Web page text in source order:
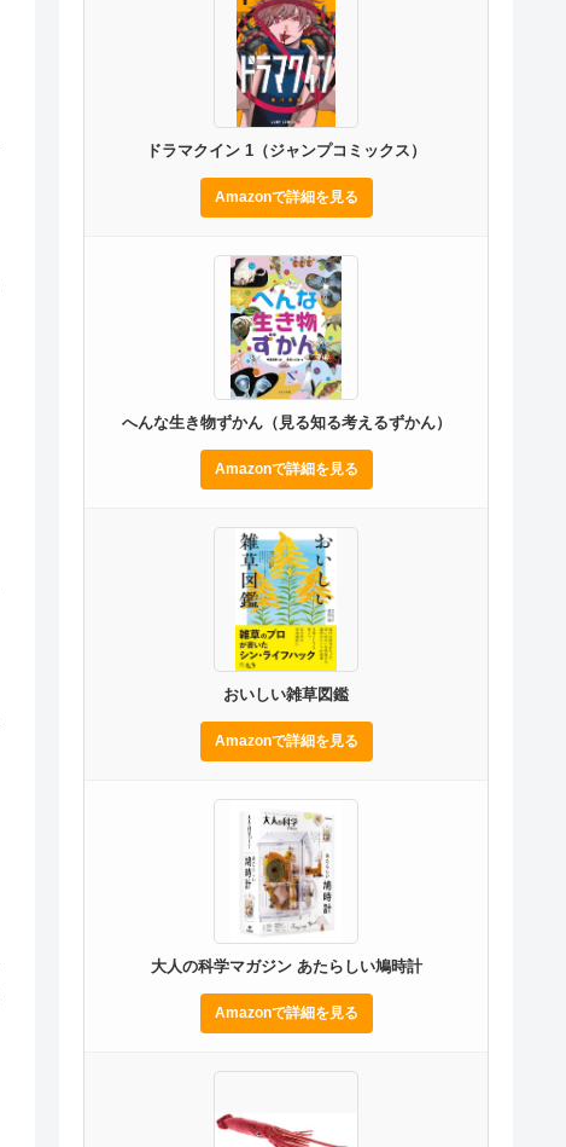
ドラマクイン 1（ジャンプコミックス）
Amazonで詳細を見る
へんな生き物ずかん（見る知る考えるずかん）
Amazonで詳細を見る
おいしい雑草図鑑
Amazonで詳細を見る
大人の科学マガジン あたらしい鳩時計
Amazonで詳細を見る